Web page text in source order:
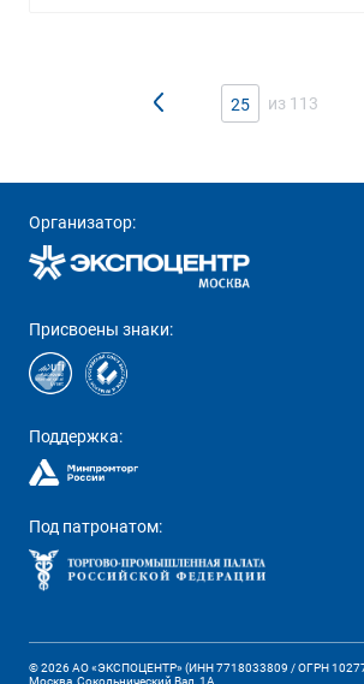
25 из 113
Организатор:
Присвоены знаки:
Поддержка:
Под патронатом:
© 2026 АО «ЭКСПОЦЕНТР» (ИНН 7718033809 / ОГРН
Москва, Сокольнический Вал, 1А